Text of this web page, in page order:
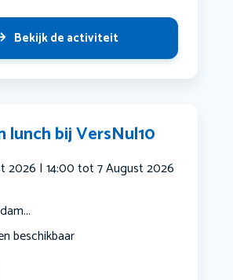
Bekijk de activiteit
lunch bij VersNul10
2026 | 14:00 tot 7 August 2026
beschikbaar